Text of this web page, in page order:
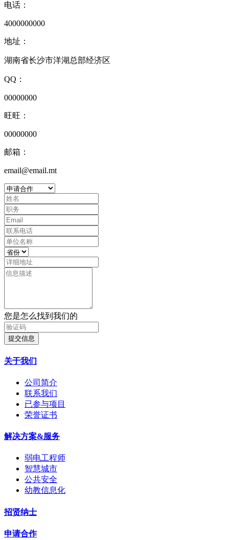
电话：
4000000000
地址：
湖南省长沙市洋湖总部经济区
QQ：
00000000
旺旺：
00000000
邮箱：
email@email.mt
您是怎么找到我们的
提交信息
关于我们
公司简介
联系我们
已参与项目
荣誉证书
解决方案&服务
弱电工程师
智慧城市
公共安全
幼教信息化
招贤纳士
申请合作